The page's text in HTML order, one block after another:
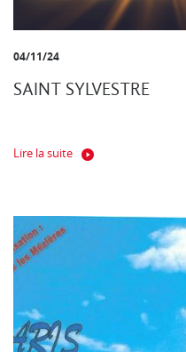
04/11/24
SAINT SYLVESTRE
Lire la suite